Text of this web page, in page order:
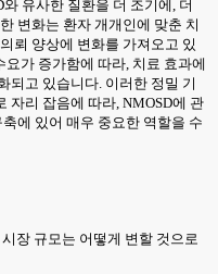
유사한 질환을 더 조기에, 더
변화는 환자 개개인에 맞춘 치
뢰 양상에 변화를 가져오고 있
가 증가함에 따라, 치료 효과에
되고 있습니다. 이러한 정밀 기
자리 잡음에 따라, NMOSD에 관
에 있어 매우 중요한 역할을 수
장 규모는 어떻게 변할 것으로